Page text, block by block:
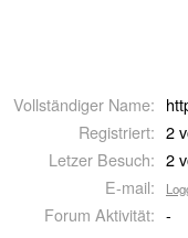
Vollständiger Name:
Registriert: 2
Letzer Besuch: 2
E-mail:
Forum Aktivität: -